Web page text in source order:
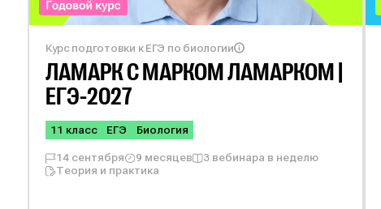
Курс подготовки к ЕГЭ по биологии
ЛАМАРК СМАРКОМ ЛАМАРКОМ |
ЕГЭ-2027
11 класс ЕГЭ Биология
14 сентября 9 месяцев
3 вебинара в неделю
Теория и практика